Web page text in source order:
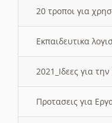
20 τροποι για
Εκπαιδευτικα
2021_Ιδεες για
Προτασεις για